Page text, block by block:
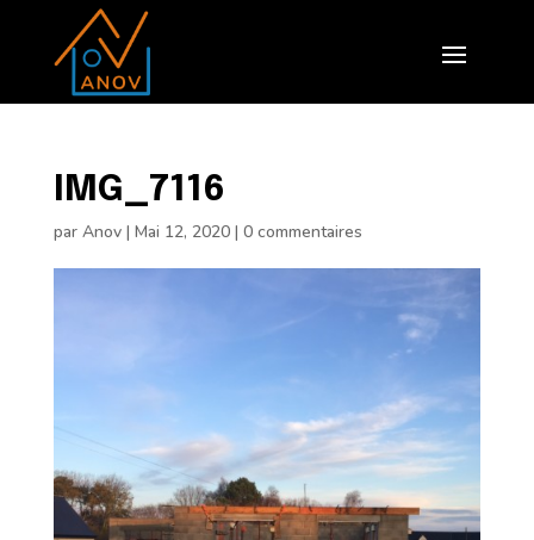
IMG_7116
par Anov| Mai 12, 2020| 0 commentaires